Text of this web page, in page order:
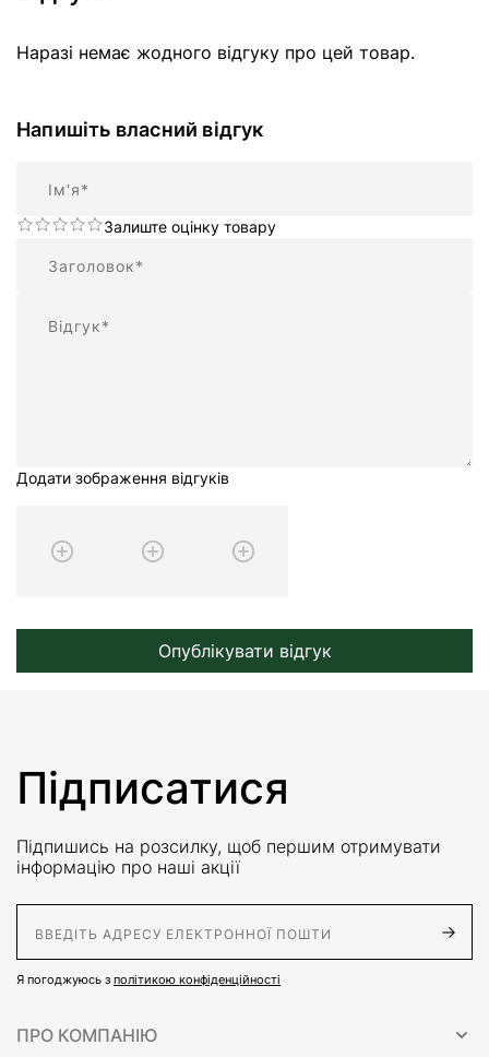
Наразі немає жодного відгуку про цей товар.
Напишіть власний відгук
Залиште оцінку товару
Додати зображення відгуків
Опублікувати відгук
Підписатися
Підпишись на розсилку, щоб першим отримувати
інформацію про наші акції
Я погоджуюсь з політикою конфіденційності
ПРО КОМПАНІЮ